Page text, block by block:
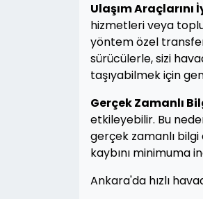
Ulaşım Araçlarını
hizmetleri veya
yöntem özel
sürücülerle, sizi
taşıyabilmek için
Gerçek Zamanlı
etkileyebilir. Bu
gerçek zamanlı
kaybını minimuma
Ankara'da hızlı